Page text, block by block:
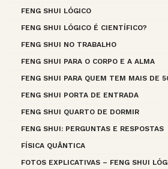
FENG SHUI LÓGICO
FENG SHUI LÓGICO É CIENTÍFICO?
FENG SHUI NO TRABALHO
FENG SHUI PARA O CORPO E A ALMA
FENG SHUI PARA QUEM TEM MAIS DE
FENG SHUI PORTA DE ENTRADA
FENG SHUI QUARTO DE DORMIR
FENG SHUI: PERGUNTAS E RESPOSTAS
FÍSICA QUÂNTICA
FOTOS EXPLICATIVAS – FENG SHUI